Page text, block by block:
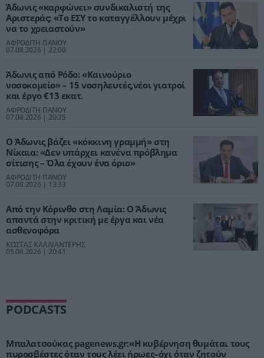
Άδωνις «καρφώνει» συνδικαλιστή της
Αριστεράς: «Το ΕΣΥ το καταγγέλλουν μέχρι
να το χρειαστούν»
ΑΦΡΟΔΙΤΗ ΠΑΝΟΥ
07.08.2026 | 22:00
Άδωνις από Ρόδο: «Καινούριο
νοσοκομείο» – 15 νοσηλευτές,νέοι γιατροί
και έργο €13 εκατ.
ΑΦΡΟΔΙΤΗ ΠΑΝΟΥ
07.08.2026 | 20:35
Ο Άδωνις βάζει «κόκκινη γραμμή» στη
Νίκαια: «Δεν υπάρχει κανένα πρόβλημα
σίτισης – Όλα έχουν ένα όριο»
ΑΦΡΟΔΙΤΗ ΠΑΝΟΥ
07.08.2026 | 13:33
Από την Κόρινθο στη Λαμία: Ο Άδωνις
απαντά στην κριτική με έργα και νέα
ασθενοφόρα
ΚΩΣΤΑΣ ΚΑΛΛΙΑΝΤΕΡΗΣ
05.08.2026 | 20:41
PODCASTS
Μπαλατσούκας pagenews.gr:«Η κυβέρνηση θυμάται τους
πυροσβέστες όταν τους λέει ήρωες–όχι όταν ζητούν